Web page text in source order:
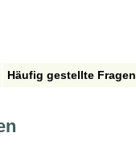
Häufig gestellte Fragen